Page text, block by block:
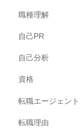
職種理解
自己PR
自己分析
資格
転職エージェント
転職理由